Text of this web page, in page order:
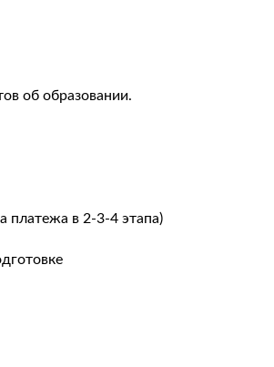
об образовании.
платежа в 2-3-4 этапа)